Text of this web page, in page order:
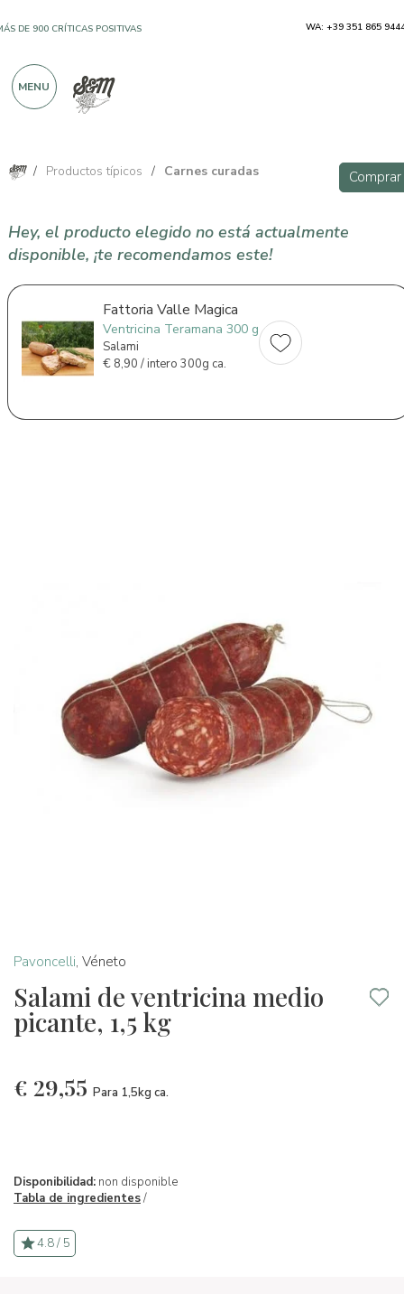
/ Productos típicos / Carnes curadas Comprar
Hey, el producto elegido no está actualmente
disponible, ¡te recomendamos este!
Fattoria Valle Magica
Ventricina Teramana 300 g
Salami
€8,90 / intero 300g ca.
Pavoncelli, Véneto
Salami de ventricina medio
picante, 1,5 kg
€ 29,55 Para 1,5kg ca.
Disponibilidad: non disponible
Tabla de ingredientes/
4.8 / 5
DE 900 CRÍTICAS POSITIVAS WA: +39 351 865
MENU